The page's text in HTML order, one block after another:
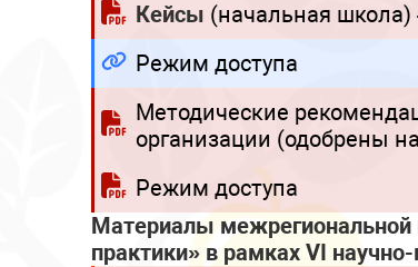
Кейсы (начальная школа)
Режим доступа
Методические
организации (одобрены
Режим доступа
Материалы межрегиональной
практики» в рамках VI